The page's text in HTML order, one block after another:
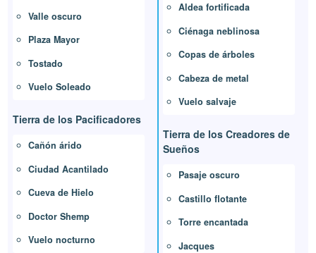
Valle oscuro
Plaza Mayor
Tostado
Vuelo Soleado
Tierra de los Pacificadores
Cañón árido
Ciudad Acantilado
Cueva de Hielo
Doctor Shemp
Vuelo nocturno
Aldea fortificada
Ciénaga neblinosa
Copas de árboles
Cabeza de metal
Vuelo salvaje
Tierra de los Creadores de
Sueños
Pasaje oscuro
Castillo flotante
Torre encantada
Jacques